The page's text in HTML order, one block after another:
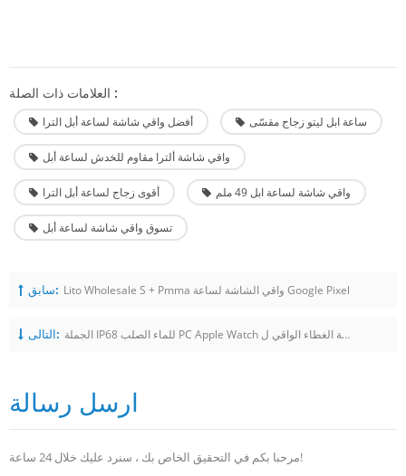
العلامات ذات الصلة :
أفضل واقي شاشة لساعة أبل الترا ساعة ابل ليتو زجاج مقسّى
واقي شاشة ألترا مقاوم للخدش لساعة أبل
أقوى زجاج لساعة أبل الترا واقي شاشة لساعة ابل 49 ملم
تسوق واقي شاشة لساعة أبل
سابق: Lito Wholesale S + Pmma واقي الشاشة لساعة Google Pixel
التالى: الجملة IP68 للماء الصلب PC Apple Watch حالة الغطاء الواقي ل Iwatch 41mm 45mm
ارسل رسالة
مرحبا بكم في التحقيق الخاص بك ، سنرد عليك خلال 24 ساعة!